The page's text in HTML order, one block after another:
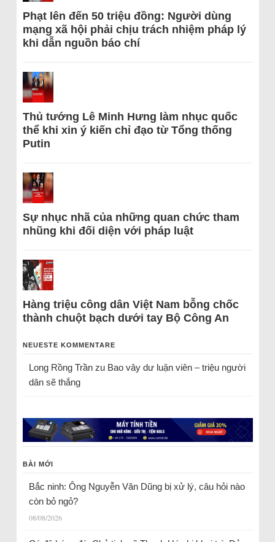
Phạt lên đến 50 triệu đồng: Người dùng
mạng xã hội phải chịu trách nhiệm pháp lý
khi dẫn nguồn báo chí
Thủ tướng Lê Minh Hưng làm nhục quốc
thể khi xin ý kiến chỉ đạo từ Tổng thống
Putin
Sự nhục nhã của những quan chức tham
nhũng khi đối diện với pháp luật
Hàng triệu công dân Việt Nam bỗng chốc
thành chuột bạch dưới tay Bộ Công An
NEUESTE KOMMENTARE
Long Rồng Trầnzu Bao vây dư luận viên – triệu người
dân sẽ thắng
BÀI MỚI
Bắc ninh: Ông Nguyễn Văn Dũng bị xử lý, câu hỏi nào
còn bỏ ngỏ?
08/08/2026